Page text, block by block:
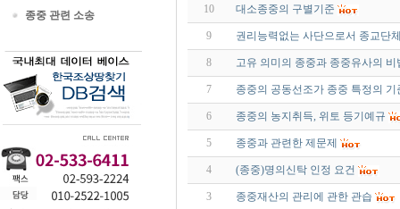
종중 관련 소송 10 대소종중의 구별기준
9 권리능력없는 사단으로서 종교단
8 고유 의미의 종중과 종중유사의 비
7 종중의 공동선조가 종중 특정의
6 종중의 농지취득, 위토 등기예규
5 종중과 관련한 제문제
4 (종중)명의신탁 인정 요건
3 종중재산의 관리에 관한 관습